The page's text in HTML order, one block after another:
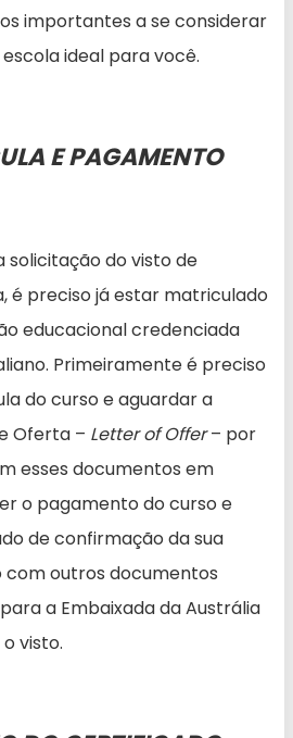
importantes a se considerar
ideal para você.
E PAGAMENTO
solicitação do visto de
é preciso já estar matriculado
educacional credenciada
Primeiramente é preciso
do curso e aguardar a
Oferta – Letter of Offer– por
esses documentos em
o pagamento do curso e
de confirmação da sua
com outros documentos
a Embaixada da Austrália
visto.